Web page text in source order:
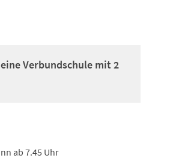
Verbundschule mit 2
ab 7.45 Uhr